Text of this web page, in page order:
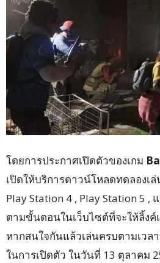
โดยการประกาศเปิดตัวของเกม
เปิดให้บริการดาวน์โหลดทดลองเ
Play Station 4 , Play Station 5 ,
ตามขั้นตอนในเว็บไซต์ที่จะให้ลิ้ง
หากสนใจกันแล้วเล่นครบตามเวล
ในการเปิดตัว ในวันที่ 13 ตุลาคม